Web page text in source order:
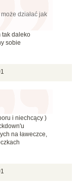
może działać jak
tak daleko
sobie
i niechcący )
na ławeczce,